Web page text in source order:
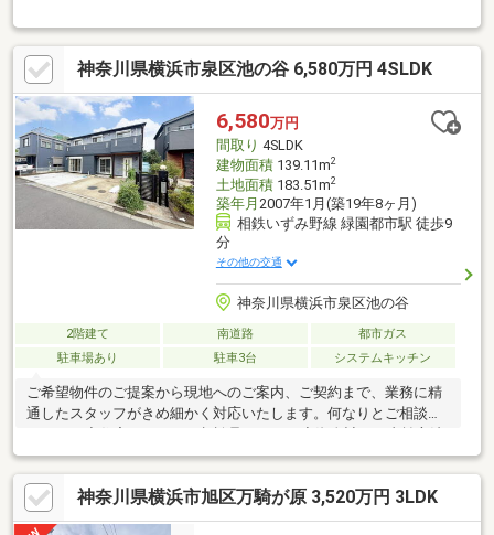
た、周辺環境や建物の管理状況、隣人の人となりなども確認でき
るので、そこに暮らす自分の姿を具体的にイメージでき、納得し
てから購入を決断できるという安心感があります♪当店は横浜駅西
口から徒歩3分の立地！青い看板が目印開放的な接客スペースと
DVDや遊び道具が揃ったキッズコーナーやおむつ替えができる授
乳室も完備お子様連れでも安心です提携駐車場もございますご来
店の際は、事前にご予約を頂けるとスムーズです♪
神奈川県横浜市泉区池の谷 6,580万円 4SLDK
6,580万円
間取り 4SLDK
建物面積139.11m2
土地面積183.51m2
築年月 2007年1月(築19年8ヶ月)
相鉄いずみ野線 緑園都市駅 徒歩9
分
その他の交通
神奈川県横浜市泉区池の谷
2階建て 南道路
都市ガス
駐車場あり
駐車3台 システムキッチン
ご希望物件のご提案から現地へのご案内、ご契約まで、業務に精
通したスタッフがきめ細かく対応いたします。何なりとご相談く
等相談可。◇頭金の少ない方、ご相談ください。◆開発分譲地
内！◆平坦地でカースペース３台（※車種・サイズにより制限あ
り）◆子育てに優しい閑静な住環境です。◆横浜駅まで電車で２
１分。
神奈川県横浜市旭区万騎が原 3,520万円 3LDK